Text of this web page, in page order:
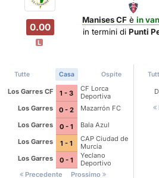
0.00
L
Manises CF èin
in termini di Punti
Tutte Casa Ospite
Los Garres CF 1 - 3
CF Lorca
Deportiva
Los Garres
0 - 2
Mazarrón FC
Los Garres
0 - 1
Bala Azul
Los Garres
1 - 1
CAP Ciudad de
Murcia
Los Garres
0 - 1
Yeclano
Deportivo
Precedente
Prossimo